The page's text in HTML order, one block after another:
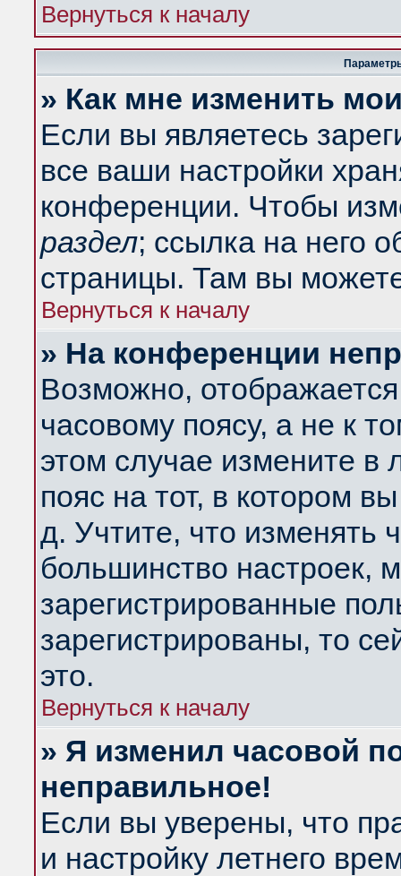
Вернуться к началу
» Как мне изменить
Если вы являетесь
все ваши настройки
конференции. Чтобы
раздел; ссылка на него
страницы. Там вы
Вернуться к началу
» На конференции
Возможно,
часовому поясу, а не к
этом случае измените в
пояс на тот, в котором
д. Учтите, что изменять
большинство настроек,
зарегистрированные
зарегистрированы, то
это.
Вернуться к началу
» Я изменил часовой
неправильное!
Если вы уверены, что
и настройку летнего